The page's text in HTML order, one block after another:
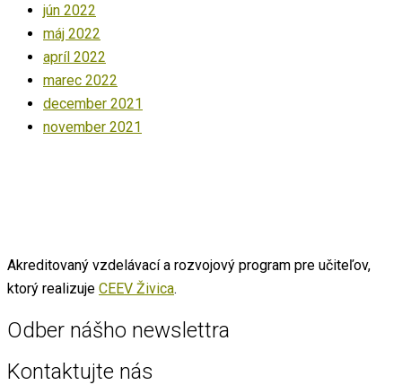
jún 2022
máj 2022
apríl 2022
marec 2022
december 2021
november 2021
Akreditovaný vzdelávací a rozvojový program pre učiteľov,
ktorý realizuje CEEV Živica.
Odber nášho newslettra
Kontaktujte nás